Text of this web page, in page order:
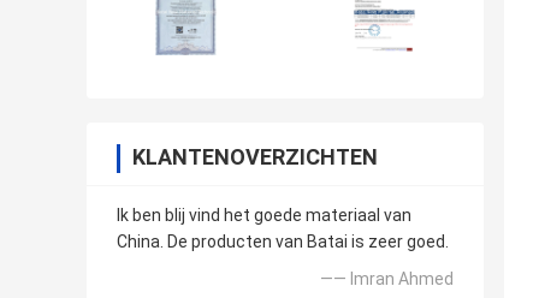
KLANTENOVERZICHTEN
Ik ben blij vind het goede materiaal van
China. De producten van Batai is zeer goed.
—— Imran Ahmed